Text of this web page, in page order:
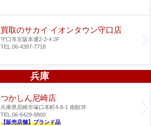
買取のサカイ イオンタウン守口店
守口市京阪本通2-2-4 2F
TEL.06-4397-7718
兵庫
つかしん尼崎店
兵庫県尼崎市塚口本町4-8-1 南館3F
TEL.06-6429-8800
【販売店舗】ブランド品